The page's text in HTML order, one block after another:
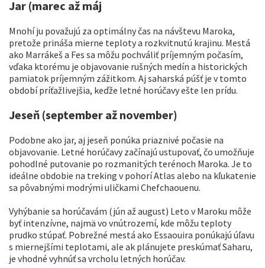
Jar (marec až máj
Mnohí ju považujú za optimálny čas na návštevu Maroka,
pretože prináša mierne teploty a rozkvitnutú krajinu. Mestá
ako Marrákeš a Fes sa môžu pochváliť príjemným počasím,
vďaka ktorému je objavovanie rušných medín a historických
pamiatok príjemným zážitkom. Aj saharská púšť je v tomto
období príťažlivejšia, keďže letné horúčavy ešte len prídu.
Jeseň (september až november)
Podobne ako jar, aj jeseň ponúka priaznivé počasie na
objavovanie. Letné horúčavy začínajú ustupovať, čo umožňuje
pohodlné putovanie po rozmanitých terénoch Maroka. Je to
ideálne obdobie na treking v pohorí Atlas alebo na kľukatenie
sa pôvabnými modrými uličkami Chefchaouenu.
Vyhýbanie sa horúčavám (jún až august) Leto v Maroku môže
byť intenzívne, najmä vo vnútrozemí, kde môžu teploty
prudko stúpať. Pobrežné mestá ako Essaouira ponúkajú úľavu
s miernejšími teplotami, ale ak plánujete preskúmať Saharu,
je vhodné vyhnúť sa vrcholu letných horúčav.